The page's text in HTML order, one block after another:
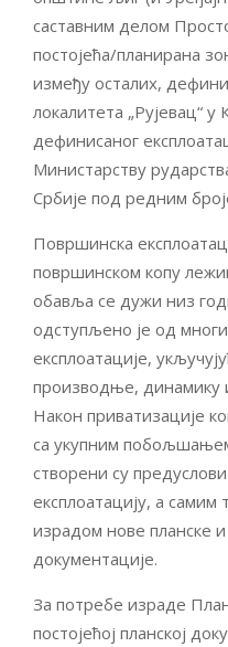
саставним делом
постојећа/планирана
између осталих,
локалитета „Рујевац“
дефинисаног
Министарству
Србије под редним
Површинска
површинском копу
обавља се дужи низ
одступљено је од
експлоатације,
производње, динамику
Након приватизације
са укупним
створени су
експлоатацију, а самим
израдом нове планске
документације.
За потребе израде
постојећој планској